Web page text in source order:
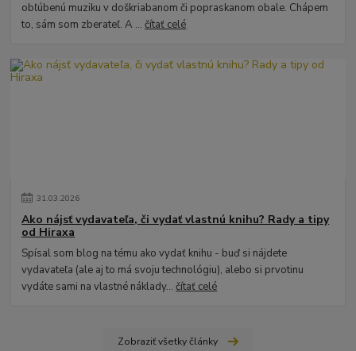
obľúbenú muziku v doškriabanom či popraskanom obale. Chápem
to, sám som zberateľ. A ...čítať celé
31.03.2026
Ako nájsť vydavateľa, či vydať vlastnú knihu? Rady a tipy
od Hiraxa
Spísal som blog na tému ako vydať knihu - buď si nájdete
vydavateľa (ale aj to má svoju technológiu), alebo si prvotinu
vydáte sami na vlastné náklady...čítať celé
Zobraziť všetky články